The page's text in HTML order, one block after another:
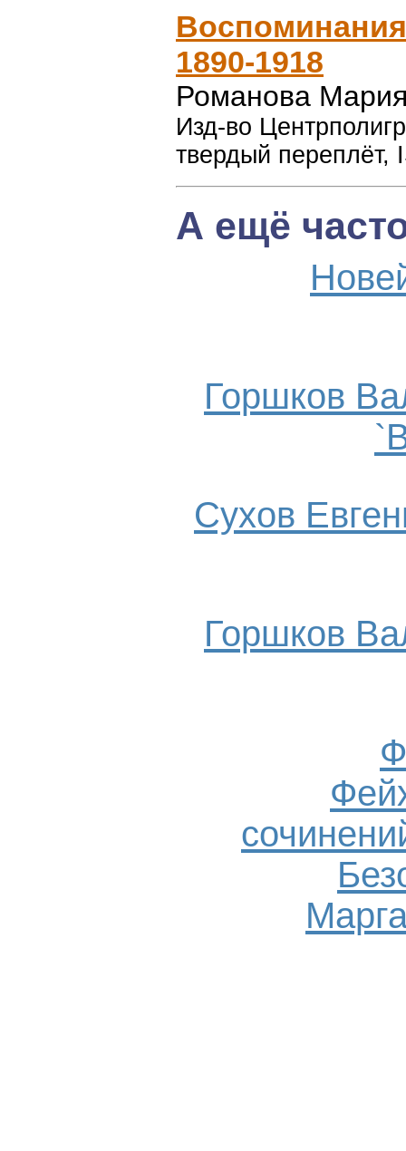
1890-1918
Романова
Изд-во
твердый переплёт,
А ещё
Горшков
Сухов
Горшков